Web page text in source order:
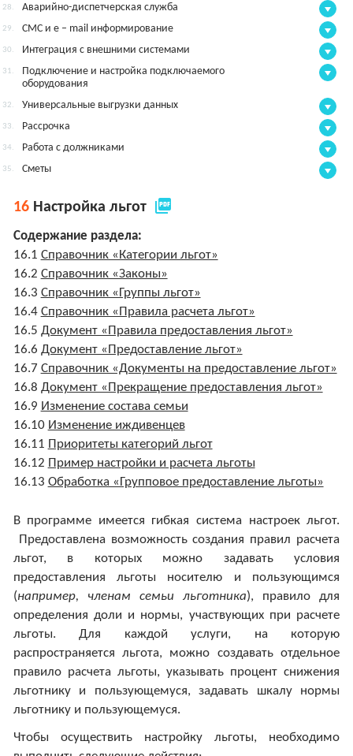
28. Аварийно-диспетчерская служба
29. СМС и e – mail информирование
30. Интеграция с внешними системами
31.
Подключение и настройка подключаемого
оборудования
32. Универсальные выгрузки данных
33. Рассрочка
34. Работа с должниками
35. Сметы
16 Настройка льгот picture_as_pdf
Содержание раздела:
16.1 Справочник «Категории льгот»
16.2 Справочник «Законы»
16.3 Справочник «Группы льгот»
16.4 Справочник «Правила расчета льгот»
16.5 Документ «Правила предоставления льгот»
16.6 Документ «Предоставление льгот»
16.7 Справочник «Документы на предоставление льгот»
16.8 Документ «Прекращение предоставления льгот»
16.9 Изменение состава семьи
16.10 Изменение иждивенцев
16.11 Приоритеты категорий льгот
16.12 Пример настройки и расчета льготы
16.13 Обработка «Групповое предоставление льготы»
В программе имеется гибкая система настроек льгот.
Предоставлена возможность создания правил расчета
льгот, в которых можно задавать условия
предоставления льготы носителю и пользующимся
(например, членам семьи льготника), правило для
определения доли и нормы, участвующих при расчете
льготы. Для каждой услуги, на которую
распространяется льгота, можно создавать отдельное
правило расчета льготы, указывать процент снижения
льготнику и пользующемуся, задавать шкалу нормы
льготнику и пользующемуся.
Чтобы осуществить настройку льготы, необходимо